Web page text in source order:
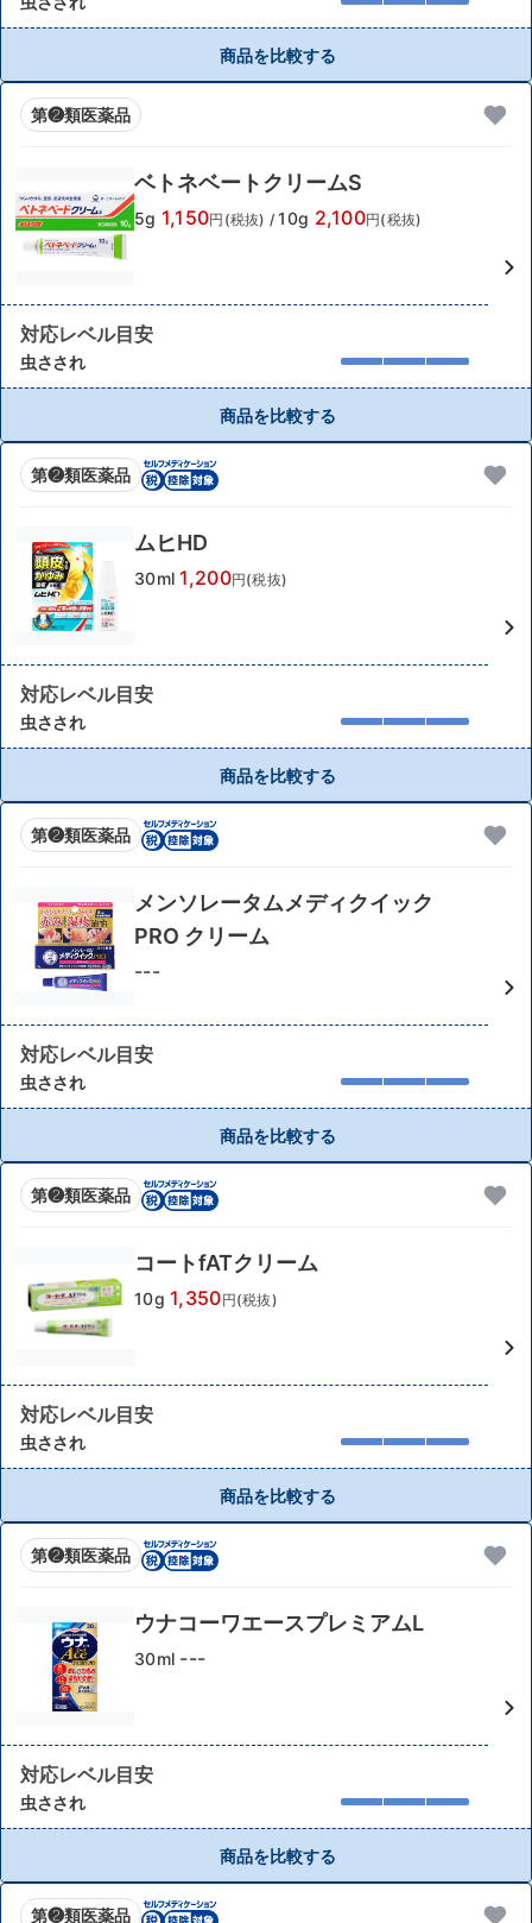
商品を比較する
第❷類医薬品
ベトネベートクリームS
5g 1,150円(税抜) / 10g 2,100円(税抜)
対応レベル目安
虫さされ
商品を比較する
第❷類医薬品
ムヒHD
30ml 1,200円(税抜)
対応レベル目安
虫さされ
商品を比較する
第❷類医薬品
メンソレータムメディクイック
PRO クリーム
---
対応レベル目安
虫さされ
商品を比較する
第❷類医薬品
コートfATクリーム
10g 1,350円(税抜)
対応レベル目安
虫さされ
商品を比較する
第❷類医薬品
ウナコーワエースプレミアムL
30ml ---
対応レベル目安
虫さされ
商品を比較する
第❷類医薬品